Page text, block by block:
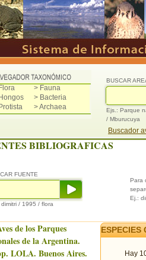
> Fauna
> Bacteria
> Archaea
BUSCAR
Ejs.: Parque
/ Mburucuya
Buscador
BIBLIOGRAFICAS
FUENTE
dimitri / 1995 / flora
Para
Ej.:
de los Parques
de la Argentina.
LOLA. Buenos Aires.
ESPECIES
Hay